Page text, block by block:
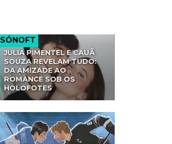
SÓNOFT
JULIA PIMENTEL E CAUÃ
SOUZA REVELAM TUDO:
DA AMIZADE AO
ROMANCE SOB OS
HOLOFOTES